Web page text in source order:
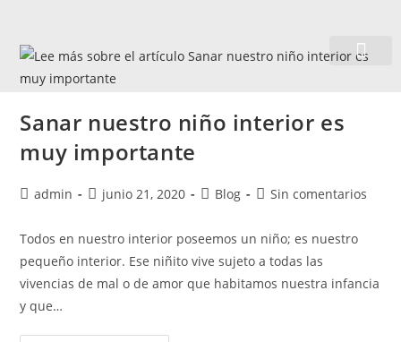
Sanar nuestro niño interior es
muy importante
admin junio 21, 2020 Blog Sin comentarios
Todos en nuestro interior poseemos un niño; es nuestro
pequeño interior. Ese niñito vive sujeto a todas las
vivencias de mal o de amor que habitamos nuestra infancia
y que…